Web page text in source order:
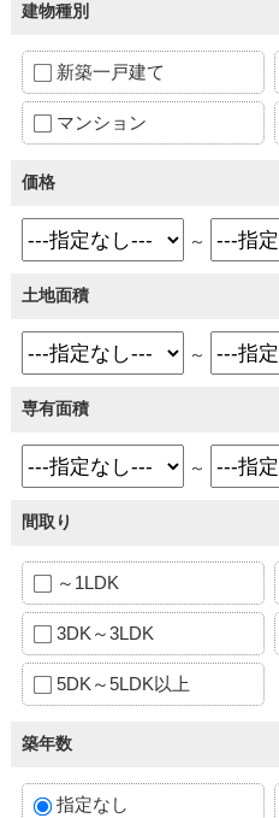
建物種別
新築一戸建て
マンション
価格
～
土地面積
～
専有面積
～
間取り
～1LDK
3DK～3LDK
5DK～5LDK以上
築年数
指定なし